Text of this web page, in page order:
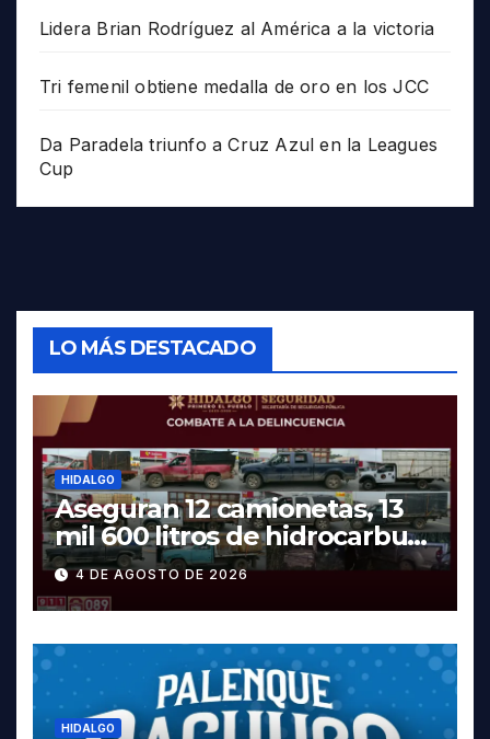
Lidera Brian Rodríguez al América a la victoria
Tri femenil obtiene medalla de oro en los JCC
Da Paradela triunfo a Cruz Azul en la Leagues
Cup
LO MÁS DESTACADO
HIDALGO
Aseguran 12 camionetas, 13
mil 600 litros de hidrocarburo
y dos vehículos robados en
Tula
4 DE AGOSTO DE 2026
HIDALGO